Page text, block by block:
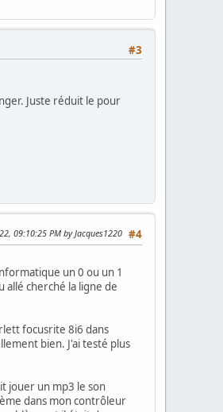
#3
Juste réduit le pour
#4
09:10:25 PM by Jacques1220
un 0 ou un 1
cherché la ligne de
focusrite 8i6 dans
bien. J'ai testé plus
jouer un mp3 le son
dans mon contrôleur